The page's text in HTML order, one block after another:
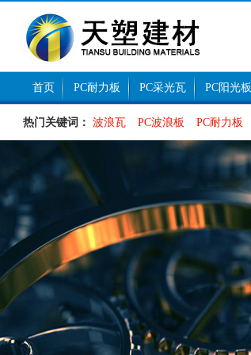
首页 PC耐力板 PC采光瓦 PC阳光板
热门关键词： 波浪瓦 PC波浪板 PC耐力板